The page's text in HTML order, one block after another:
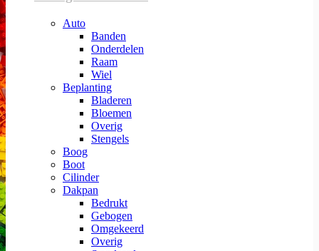
Auto
Banden
Onderdelen
Raam
Wiel
Beplanting
Bladeren
Bloemen
Overig
Stengels
Boog
Boot
Cilinder
Dakpan
Bedrukt
Gebogen
Omgekeerd
Overig